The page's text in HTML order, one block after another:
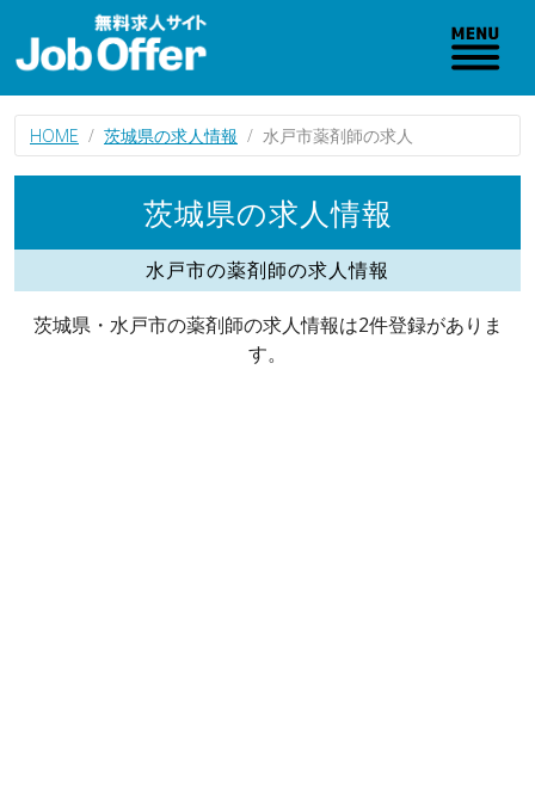
HOME 茨城県の求人情報 水戸市薬剤師の求人
茨城県の求人情報
水戸市の薬剤師の求人情報
茨城県・水戸市の薬剤師の求人情報は2件登録がありま
す。